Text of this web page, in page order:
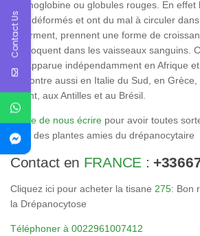
l’hémoglobine ou globules rouges. En
sont déformés et ont du mal à circuler
déforment, prennent une forme de
se bloquent dans les vaisseaux sanguins.
est apparue indépendamment en Afrique
rencontre aussi en Italie du Sud, en
Orient, aux Antilles et au Brésil.
Prière de nous écrire pour avoir toutes
sujet des plantes amies du drépanocytaire
Contact en FRANCE :
Cliquez ici pour acheter la tisane 275: Bon
la Drépanocytose
Téléphoner à 0022961007412
Contact Us